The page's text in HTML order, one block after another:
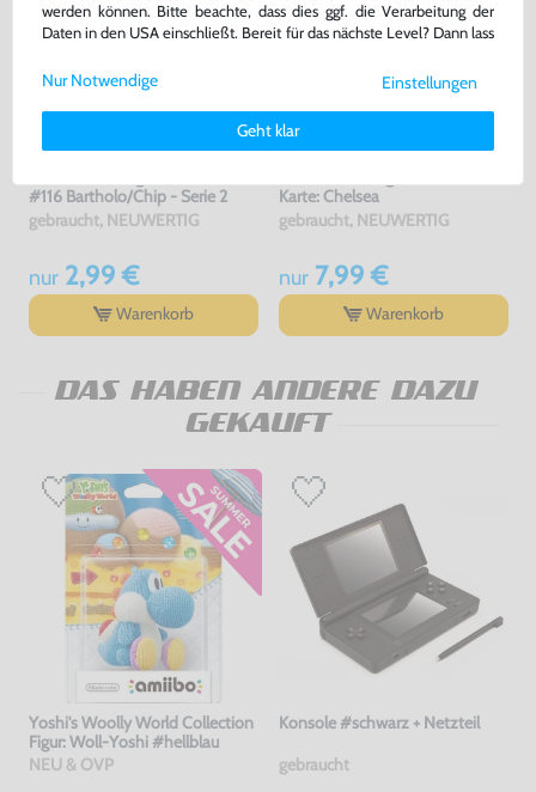
#116 Bartholo/Chip - Serie 2
gebraucht, NEUWERTIG
nur2,99 €
Warenkorb
Karte: Chelsea
gebraucht, NEUWERTIG
nur7,99 €
Warenkorb
DAS HABEN ANDERE DAZU
GEKAUFT
Yoshi's Woolly World Collection
Figur: Woll-Yoshi #hellblau
NEU & OVP
Konsole #schwarz + Netzteil
gebraucht
werden können. Bitte beachte, dass dies ggf. die Verarbeitung der
Daten in den USA einschließt. Bereit für das nächste Level? Dann lass
Weitere Informationen zu den von uns verwendeten Cookies und
Deinen Rechten als Nutzer findest Du in unsererDaten­schutz­
Impressum.
Einstellungen
Geht klar
Nur Notwendige